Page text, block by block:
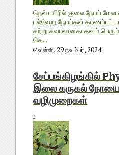
நெல் பயிரில் குலை நோய்
பல்வேறு நோய்கள்
சற்று சவாலானதாகவும்
செ...
வெள்ளி, 29 நவம்பர், 2024
சேப்பங்கிழங்கில்
இலை கருகல் நோயை
வழிமுறைகள்
›